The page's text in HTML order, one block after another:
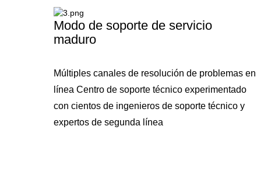
Modo de soporte de servicio
maduro
Múltiples canales de resolución de problemas en
línea Centro de soporte técnico experimentado
con cientos de ingenieros de soporte técnico y
expertos de segunda línea